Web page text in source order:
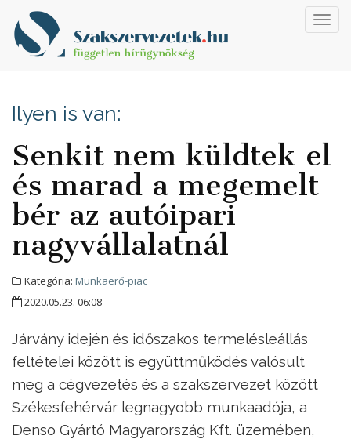
Ilyen is van:
Senkit nem küldtek el
és marad a megemelt
bér az autóipari
nagyvállalatnál
Kategória: Munkaerő-piac
2020.05.23. 06:08
Járvány idején és időszakos termelésleállás
feltételei között is együttműködés valósult
meg a cégvezetés és a szakszervezet között
Székesfehérvár legnagyobb munkaadója, a
Denso Gyártó Magyarország Kft. üzemében,